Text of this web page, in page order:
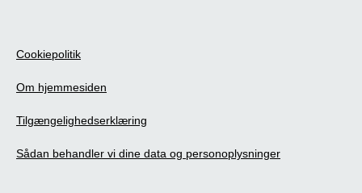
Cookiepolitik
Om hjemmesiden
Tilgængelighedserklæring
Sådan behandler vi dine data og personoplysninger